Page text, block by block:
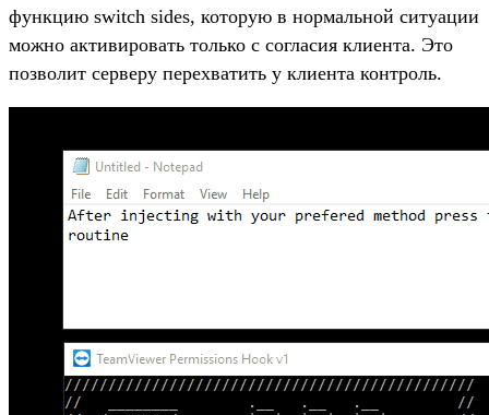
функцию switch sides, которую в нормальной ситуации
можно активировать только с согласия клиента. Это
позволит серверу перехватить у клиента контроль.